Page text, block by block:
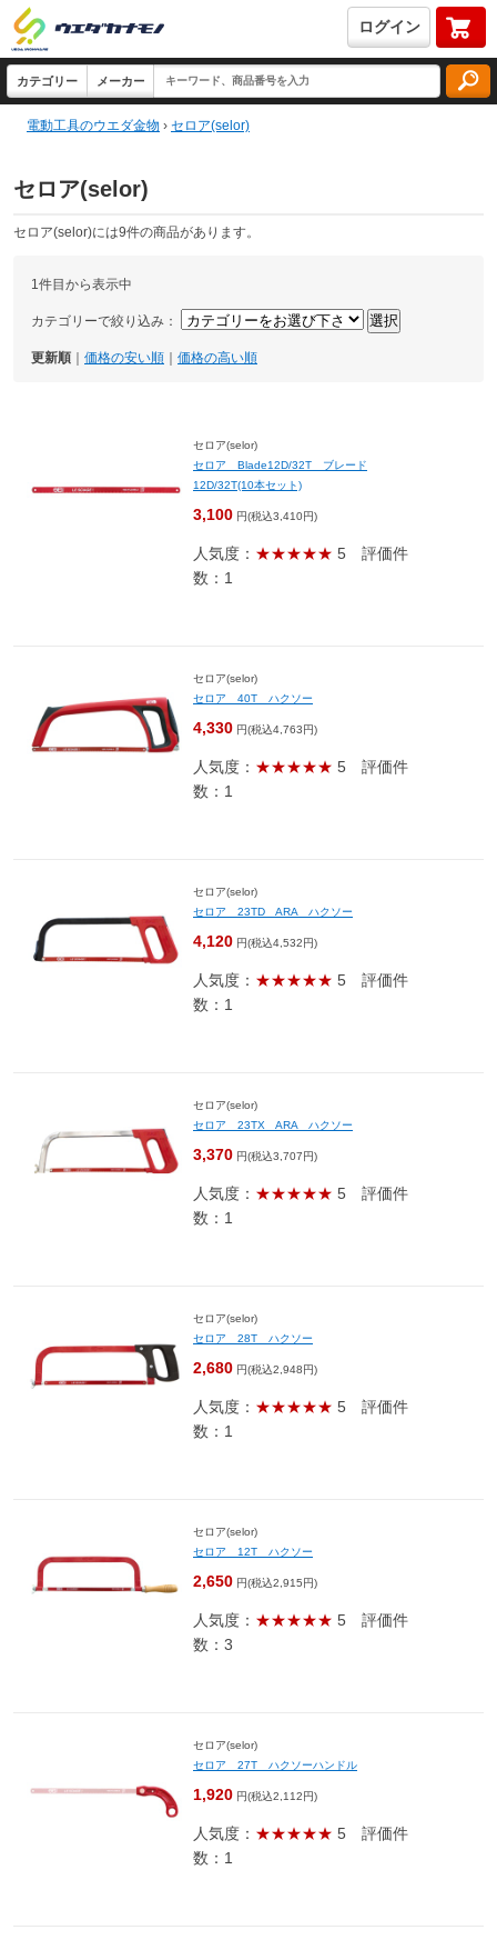
ログイン
電動工具のウエダ金物 › セロア(selor)
セロア(selor)
セロア(selor)には9件の商品があります。
1件目から表示中
カテゴリーで絞り込み：
更新順 価格の安い順 価格の高い順
セロア(selor)
セロア Blade12D/32T ブレード
12D/32T(10本セット)
3,100 円(税込3,410円)
人気度： ★★★★★ 5 評価件
数：1
セロア(selor)
セロア 40T ハクソー
4,330 円(税込4,763円)
人気度： ★★★★★ 5 評価件
数：1
セロア(selor)
セロア 23TD ARA ハクソー
4,120 円(税込4,532円)
人気度： ★★★★★ 5 評価件
数：1
セロア(selor)
セロア 23TX ARA ハクソー
3,370 円(税込3,707円)
人気度： ★★★★★ 5 評価件
数：1
セロア(selor)
セロア 28T ハクソー
2,680 円(税込2,948円)
人気度： ★★★★★ 5 評価件
数：1
セロア(selor)
セロア 12T ハクソー
2,650 円(税込2,915円)
人気度： ★★★★★ 5 評価件
数：3
セロア(selor)
セロア 27T ハクソーハンドル
1,920 円(税込2,112円)
人気度： ★★★★★ 5 評価件
数：1